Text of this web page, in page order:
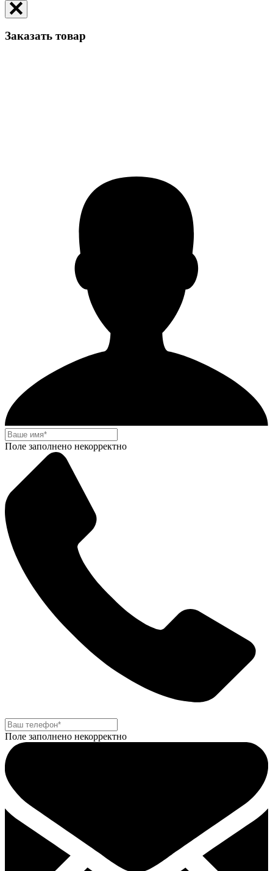
Заказать товар
Поле заполнено некорректно
Поле заполнено некорректно